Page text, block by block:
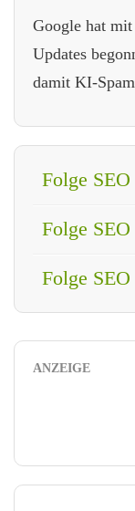
Google hat
Updates
damit KI-
Folge
Folge
Folge
ANZEIGE